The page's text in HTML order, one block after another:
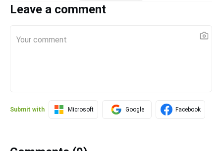
Leave a comment
Submit with Microsoft Google Facebook